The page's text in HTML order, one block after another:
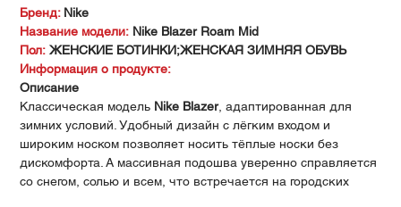
Бренд:Nike
Название модели: Nike Blazer Roam Mid
Пол: ЖЕНСКИЕ БОТИНКИ;ЖЕНСКАЯ ЗИМНЯЯ ОБУВЬ
Информация о продукте:
Описание
Классическая модель Nike Blazer, адаптированная для
зимних условий. Удобный дизайн с лёгким входом и
широким носком позволяет носить тёплые носки без
дискомфорта. А массивная подошва уверенно справляется
со снегом, солью и всем, что встречается на городских